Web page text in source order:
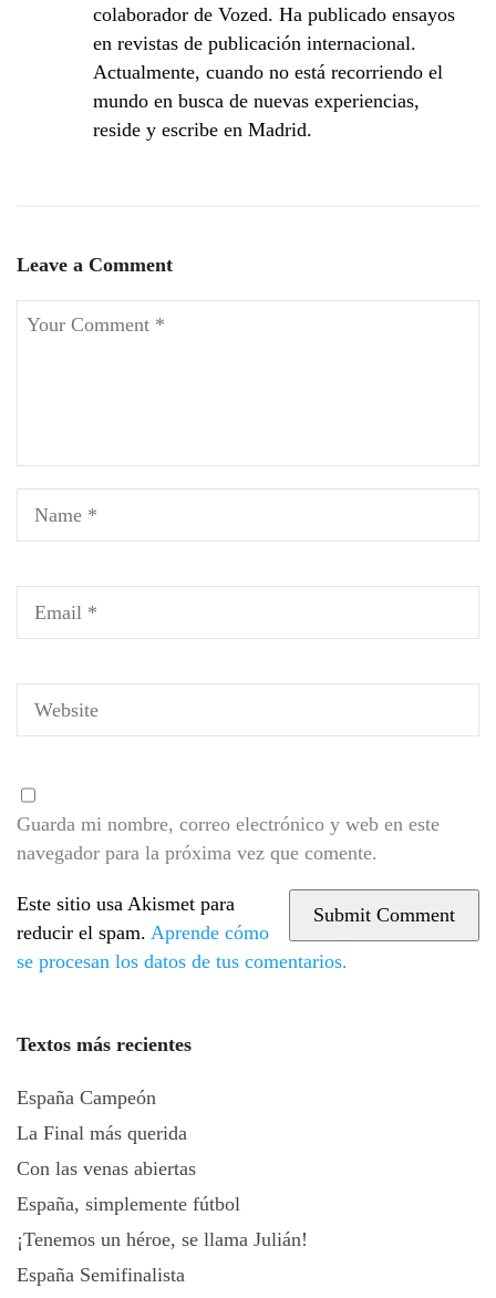
colaborador de Vozed. Ha publicado ensayos
en revistas de publicación internacional.
Actualmente, cuando no está recorriendo el
mundo en busca de nuevas experiencias,
reside y escribe en Madrid.
Leave a Comment
Guarda mi nombre, correo electrónico y web en este
navegador para la próxima vez que comente.
Este sitio usa Akismet para
reducir el spam. Aprende cómo
se procesan los datos de tus comentarios.
Textos más recientes
España Campeón
La Final más querida
Con las venas abiertas
España, simplemente fútbol
¡Tenemos un héroe, se llama Julián!
España Semifinalista